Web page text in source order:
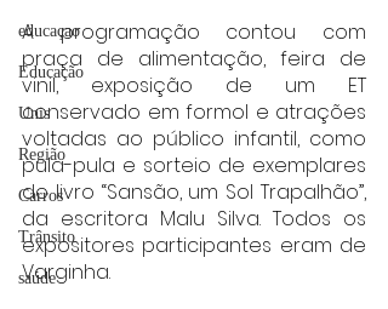
educaçao
Educação
Unis
Região
Carros
Trânsito
saúde
A programação contou com
praça de alimentação, feira de
vinil, exposição de um ET
conservado em formol e atrações
voltadas ao público infantil, como
pula-pula e sorteio de exemplares
do livro “Sansão, um Sol Trapalhão”,
da escritora Malu Silva. Todos os
expositores participantes eram de
Varginha.